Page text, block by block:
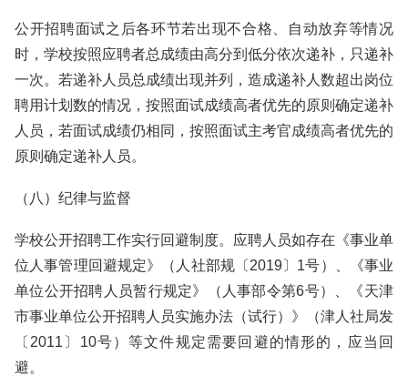
公开招聘面试之后各环节若出现不合格、自动放弃等情况
时，学校按照应聘者总成绩由高分到低分依次递补，只递补
一次。若递补人员总成绩出现并列，造成递补人数超出岗位
聘用计划数的情况，按照面试成绩高者优先的原则确定递补
人员，若面试成绩仍相同，按照面试主考官成绩高者优先的
原则确定递补人员。
（八）纪律与监督
学校公开招聘工作实行回避制度。应聘人员如存在《事业单
位人事管理回避规定》（人社部规〔2019〕1号）、《事业
单位公开招聘人员暂行规定》（人事部令第6号）、《天津
市事业单位公开招聘人员实施办法（试行）》（津人社局发
〔2011〕10号）等文件规定需要回避的情形的，应当回
避。